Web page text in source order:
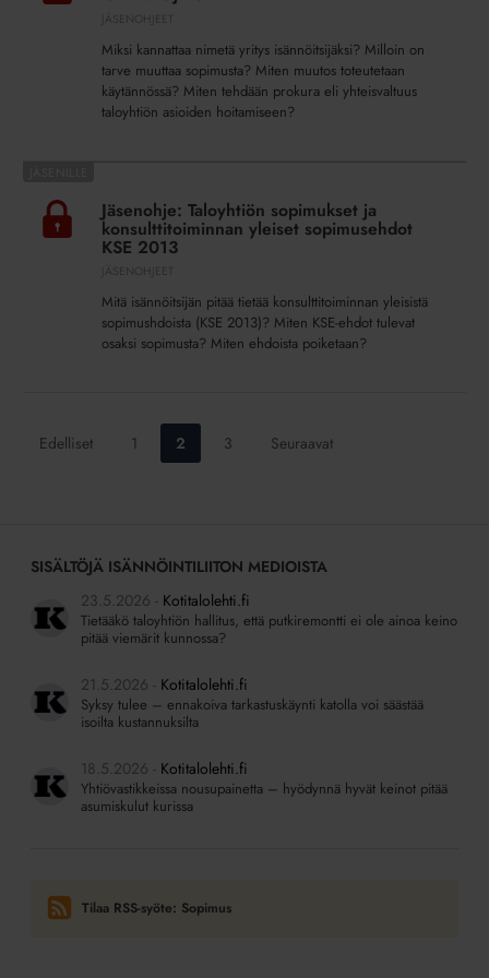
isännöitsijäksi
Miksi kannattaa nimetä yritys isännöitsijäksi? Milloin on
tarve muuttaa sopimusta? Miten muutos toteutetaan
käytännössä? Miten tehdään prokura eli yhteisvaltuus
taloyhtiön asioiden hoitamiseen?
Taloyhtiön
sopimukset
sopimusehdot
Jäsenohje: Taloyhtiön sopimukset ja
konsulttitoiminnan yleiset sopimusehdot
KSE 2013
Mitä isännöitsijän pitää tietää konsulttitoiminnan yleisistä
sopimushdoista (KSE 2013)? Miten KSE-ehdot tulevat
osaksi sopimusta? Miten ehdoista poiketaan?
Edelliset
Siirry
sivulle:
1
Siirry
sivulle:
2
Siirry
3 Seuraavat
SISÄLTÖJÄ ISÄNNÖINTILIITON MEDIOISTA
23.5.2026
Kotitalolehti.fi
Tietääkö taloyhtiön hallitus, että putkiremontti ei ole ainoa keino
pitää viemärit kunnossa?
21.5.2026 Kotitalolehti.fi
Syksy tulee – ennakoiva tarkastuskäynti katolla voi säästää
isoilta kustannuksilta
18.5.2026 Kotitalolehti.fi
Yhtiövastikkeissa nousupainetta – hyödynnä hyvät keinot pitää
asumiskulut kurissa
Tilaa RSS-syöte: Sopimus